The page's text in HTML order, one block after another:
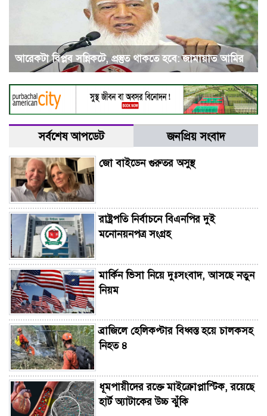
আরেকটা বিপ্লব সন্নিকটে, প্রস্তুত থাকতে হবে: জামায়াত আমির
সর্বশেষ আপডেট জনপ্রিয় সংবাদ
জো বাইডেন গুরুতর অসুস্থ
রাষ্ট্রপতি নির্বাচনে বিএনপির দুই
মনোনয়নপত্র সংগ্রহ
মার্কিন ভিসা নিয়ে দুঃসংবাদ, আসছে নতুন
নিয়ম
ব্রাজিলে হেলিকপ্টার বিধ্বস্ত হয়ে চালকসহ
নিহত ৪
ধূমপায়ীদের রক্তে মাইক্রোপ্লাস্টিক, রয়েছে
হার্ট অ্যাটাকের উচ্চ ঝুঁকি